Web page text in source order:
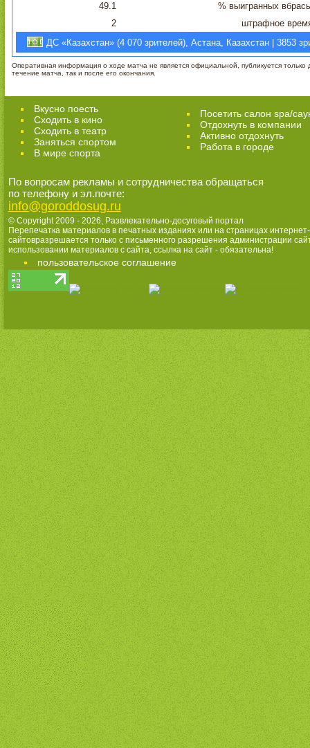
49.1
% выигранных
2
штрафное
ДС «Казахстан» (4 070 зрителей), Астана, Казахстан | 3853
Оперативная информация о ходе матча не является официальной, публикуется только
течение матча, так и после его окончания.
Вкусно поесть
Сходить в кино
Cходить в театр
Заняться спортом
В мире спорта
Посетить салон spa/
Отдохнуть в компании
Активно отдохнуть
Работа в городе
По вопросам рекламы и сотрудничества обращаться
по телефону и эл.почте:
info@goroddosug.ru
© Copyright 2009 - 2026, Развлекательно-досуговый портал
Перепечатка материалов в печатных изданиях или на страницах интернет-
сайтовразрешается только с письменного разрешения администрации
использовании материалов с сайта, ссылка на сайт - обязательна!
пользовательское соглашение